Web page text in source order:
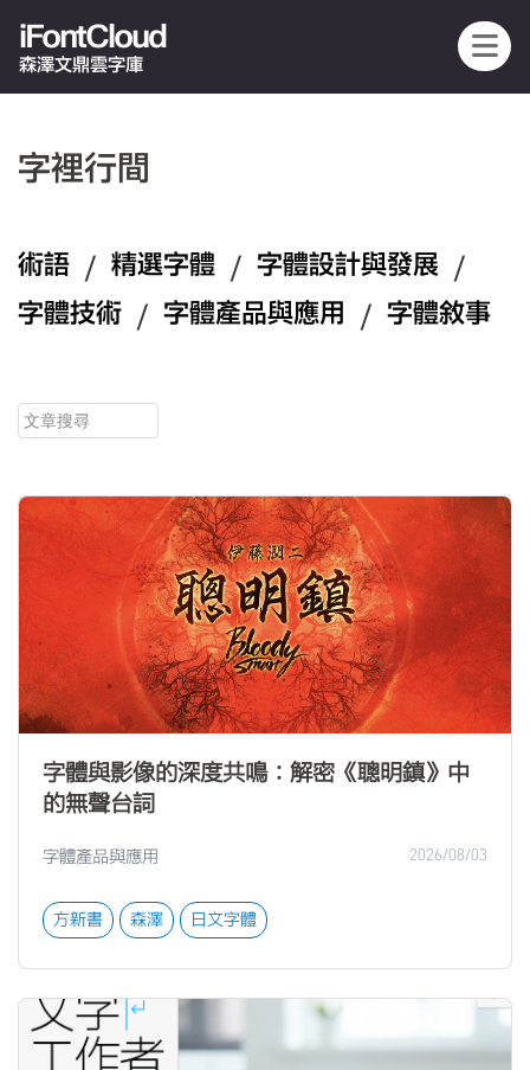
iFontCloud
森澤文鼎雲字庫
字裡行間
術語 / 精選字體 / 字體設計與發展 /
字體技術 / 字體產品與應用 / 字體敘事
字體與影像的深度共鳴：解密《聰明鎮》中
的無聲台詞
字體產品與應用 2026/08/03
方新書 森澤 日文字體